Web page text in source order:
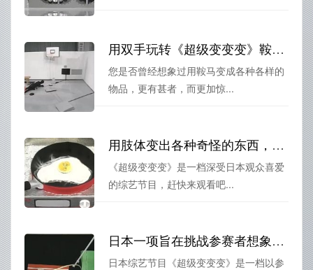
用双手玩转《超级变变变》鞍马，创意无限惊艳全场
您是否曾经想象过用鞍马变成各种各样的
物品，更有甚者，而更加惊...
用肢体变出各种奇怪的东西，看日本综艺节目《超级变变变》在线观看免费高清
《超级变变变》是一档深受日本观众喜爱
的综艺节目，赶快来观看吧...
日本一项旨在挑战参赛者想象力和手工技巧的顶级全民创意比赛，这就是《超级变变变》
日本综艺节目《超级变变变》是一档以参